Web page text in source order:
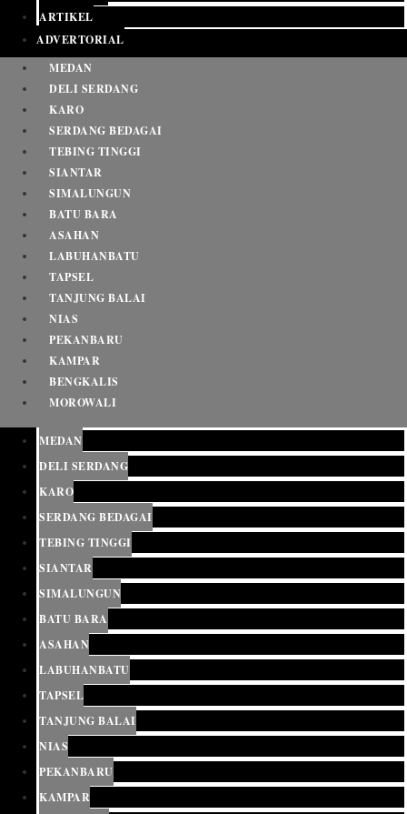
ARTIKEL
ADVERTORIAL
MEDAN
DELI SERDANG
KARO
SERDANG BEDAGAI
TEBING TINGGI
SIANTAR
SIMALUNGUN
BATU BARA
ASAHAN
LABUHANBATU
TAPSEL
TANJUNG BALAI
NIAS
PEKANBARU
KAMPAR
BENGKALIS
MOROWALI
MEDAN
DELI SERDANG
KARO
SERDANG BEDAGAI
TEBING TINGGI
SIANTAR
SIMALUNGUN
BATU BARA
ASAHAN
LABUHANBATU
TAPSEL
TANJUNG BALAI
NIAS
PEKANBARU
KAMPAR